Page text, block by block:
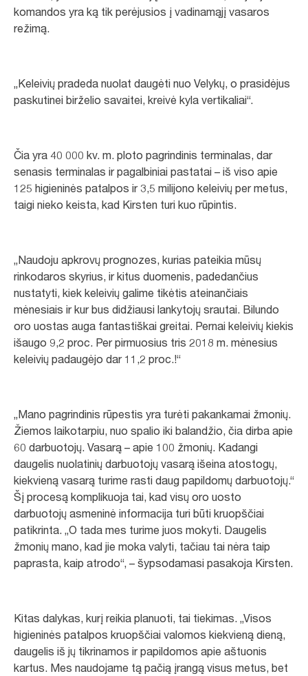
komandos yra ką tik perėjusios į vadinamąjį vasaros
režimą.
„Keleivių pradeda nuolat daugėti nuo Velykų, o prasidėjus
paskutinei birželio savaitei, kreivė kyla vertikaliai“.
Čia yra 40 000 kv. m. ploto pagrindinis terminalas, dar
senasis terminalas ir pagalbiniai pastatai – iš viso apie
125 higieninės patalpos ir 3,5 milijono keleivių per metus,
taigi nieko keista, kad Kirsten turi kuo rūpintis.
„Naudoju apkrovų prognozes, kurias pateikia mūsų
rinkodaros skyrius, ir kitus duomenis, padedančius
nustatyti, kiek keleivių galime tikėtis ateinančiais
mėnesiais ir kur bus didžiausi lankytojų srautai. Bilundo
oro uostas auga fantastiškai greitai. Pernai keleivių kiekis
išaugo 9,2 proc. Per pirmuosius tris 2018 m. mėnesius
keleivių padaugėjo dar 11,2 proc.!“
„Mano pagrindinis rūpestis yra turėti pakankamai žmonių.
Žiemos laikotarpiu, nuo spalio iki balandžio, čia dirba apie
60 darbuotojų. Vasarą – apie 100 žmonių. Kadangi
daugelis nuolatinių darbuotojų vasarą išeina atostogų,
kiekvieną vasarą turime rasti daug papildomų darbuotojų.“
Šį procesą komplikuoja tai, kad visų oro uosto
darbuotojų asmeninė informacija turi būti kruopščiai
patikrinta. „O tada mes turime juos mokyti. Daugelis
žmonių mano, kad jie moka valyti, tačiau tai nėra taip
paprasta, kaip atrodo“, – šypsodamasi pasakoja Kirsten.
Kitas dalykas, kurį reikia planuoti, tai tiekimas. „Visos
higieninės patalpos kruopščiai valomos kiekvieną dieną,
daugelis iš jų tikrinamos ir papildomos apie aštuonis
kartus. Mes naudojame tą pačią įrangą visus metus, bet